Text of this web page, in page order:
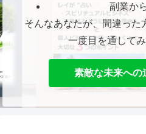
副業か
そんなあなたが、間違った
一度目を通してみ
素敵な未来への